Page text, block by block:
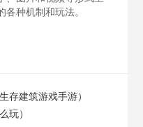
种机制和玩法。
存建筑游戏手游）
玩）